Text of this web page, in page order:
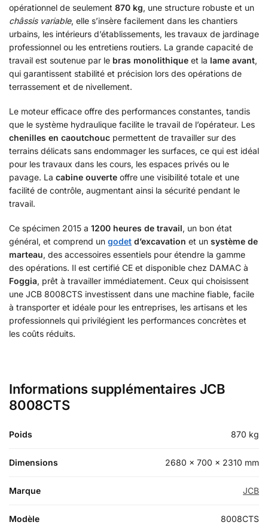
opérationnel de seulement 870 kg, une structure robuste et un
châssis variable, elle s’insère facilement dans les chantiers
urbains, les intérieurs d’établissements, les travaux de jardinage
professionnel ou les entretiens routiers. La grande capacité de
travail est soutenue par le bras monolithique et la lame avant,
qui garantissent stabilité et précision lors des opérations de
terrassement et de nivellement.
Le moteur efficace offre des performances constantes, tandis
que le système hydraulique facilite le travail de l’opérateur. Les
chenilles en caoutchouc permettent de travailler sur des
terrains délicats sans endommager les surfaces, ce qui est idéal
pour les travaux dans les cours, les espaces privés ou le
pavage. La cabine ouverte offre une visibilité totale et une
facilité de contrôle, augmentant ainsi la sécurité pendant le
travail.
Ce spécimen 2015 a 1200 heures de travail, un bon état
général, et comprend un godet d’excavation et un système de
marteau, des accessoires essentiels pour étendre la gamme
des opérations. Il est certifié CE et disponible chez DAMAC à
Foggia, prêt à travailler immédiatement. Ceux qui choisissent
une JCB 8008CTS investissent dans une machine fiable, facile
à transporter et idéale pour les entreprises, les artisans et les
professionnels qui privilégient les performances concrètes et
les coûts réduits.
Informations supplémentaires JCB
8008CTS
Poids 870 kg
Dimensions 2680 × 700 × 2310 mm
Marque JCB
Modèle 8008CTS